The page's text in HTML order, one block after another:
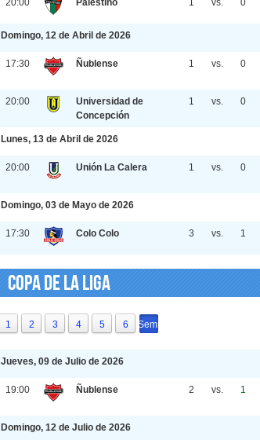
20:00 Palestino 1 vs. 0
Domingo, 12 de Abril de 2026
17:30 Ñublense 1 vs. 0
20:00
Universidad de
Concepción
1 vs. 0
Lunes, 13 de Abril de 2026
20:00 Unión La Calera 1 vs. 0
Domingo, 03 de Mayo de 2026
17:30 Colo Colo 3 vs. 1
Copa de La Liga
1 2 3 4 5 6 Semi
Jueves, 09 de Julio de 2026
19:00 Ñublense 2 vs. 1
Domingo, 12 de Julio de 2026